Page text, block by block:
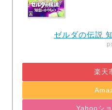
ゼルダの伝説
楽天
Yahooシ